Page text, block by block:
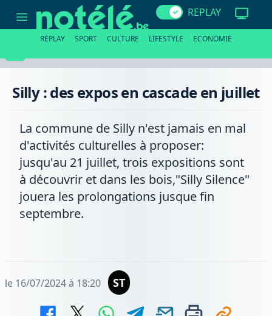
en
REPLAY
REPLAY SPORT CULTURE LIFESTYLE ECONOMIE
Silly : des expos en cascade en juillet
La commune de Silly n'est jamais en mal
d'activités culturelles à proposer:
jusqu'au 21 juillet, trois expositions sont
à découvrir et dans les bois,"Silly Silence"
jouera les prolongations jusque fin
septembre.
le 16/07/2024 à 18:20 ST